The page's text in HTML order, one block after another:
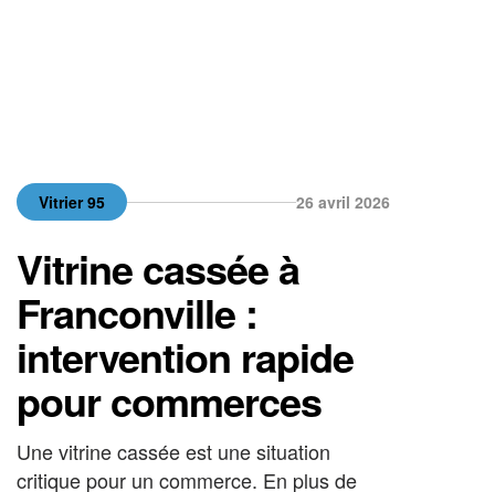
Vitrier 95 26 avril 2026
Vitrine cassée à
Franconville :
intervention rapide
pour commerces
Une vitrine cassée est une situation
critique pour un commerce. En plus de